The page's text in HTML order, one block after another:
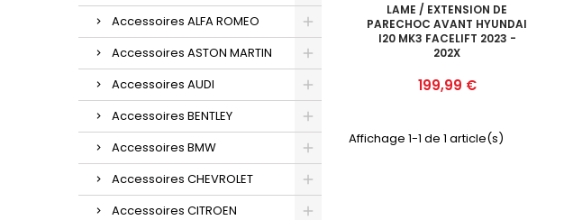
Accessoires ALFA ROMEO
Accessoires ASTON MARTIN
Accessoires AUDI
Accessoires BENTLEY
Accessoires BMW
Accessoires CHEVROLET
Accessoires CITROEN
LAME / EXTENSION DE
PARECHOC AVANT HYUNDAI
I20 MK3 FACELIFT 2023 -
202X
Prix
199,99 €
Affichage 1-1 de 1 article(s)